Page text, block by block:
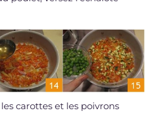
carottes et les poivrons